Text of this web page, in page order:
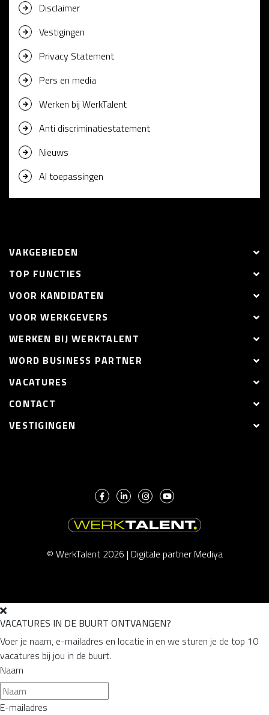
Disclaimer
Vestigingen
Privacy Statement
Pers en media
Werken bij WerkTalent
Anti discriminatiestatement
Nieuws
AI toepassingen
VAKGEBIEDEN
TOP FUNCTIES
VOOR KANDIDATEN
VOOR WERKGEVERS
WERKEN BIJ WERKTALENT
WORD BUSINESS PARTNER
VACATURES
CONTACT
VESTIGINGEN
© WerkTalent 2026 | Digitale partner Mediya
VACATURES IN DE BUURT ONTVANGEN?
Voer je naam, e-mailadres en locatie in en we sturen je de top 10
vacatures bij jou in de buurt.
Naam
E-mailadres